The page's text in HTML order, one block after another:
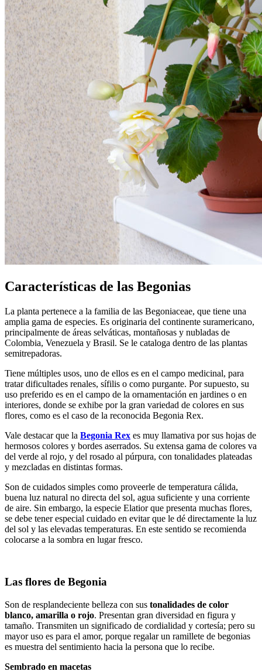
Características de las Begonias
La planta pertenece a la familia de las Begoniaceae, que tiene una
amplia gama de especies. Es originaria del continente suramericano,
principalmente de áreas selváticas, montañosas y nubladas de
Colombia, Venezuela y Brasil. Se le cataloga dentro de las plantas
semitrepadoras.
Tiene múltiples usos, uno de ellos es en el campo medicinal, para
tratar dificultades renales, sífilis o como purgante. Por supuesto, su
uso preferido es en el campo de la ornamentación en jardines o en
interiores, donde se exhibe por la gran variedad de colores en sus
flores, como es el caso de la reconocida Begonia Rex.
Vale destacar que la Begonia Rex es muy llamativa por sus hojas de
hermosos colores y bordes aserrados. Su extensa gama de colores va
del verde al rojo, y del rosado al púrpura, con tonalidades plateadas
y mezcladas en distintas formas.
Son de cuidados simples como proveerle de temperatura cálida,
buena luz natural no directa del sol, agua suficiente y una corriente
de aire. Sin embargo, la especie Elatior que presenta muchas flores,
se debe tener especial cuidado en evitar que le dé directamente la luz
del sol y las elevadas temperaturas. En este sentido se recomienda
colocarse a la sombra en lugar fresco.
Las flores de Begonia
Son de resplandeciente belleza con sus tonalidades de color
blanco, amarilla o rojo. Presentan gran diversidad en figura y
tamaño. Transmiten un significado de cordialidad y cortesía; pero su
mayor uso es para el amor, porque regalar un ramillete de begonias
es muestra del sentimiento hacia la persona que lo recibe.
Sembrado en macetas